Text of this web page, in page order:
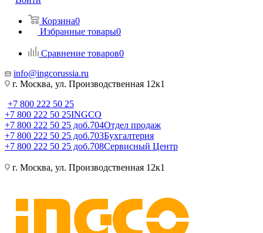
Корзина0
Избранные товары0
Сравнение товаров0
info@ingcorussia.ru
г. Москва, ул. Производственная 12к1
+7 800 222 50 25
+7 800 222 50 25INGCO
+7 800 222 50 25 доб.704Отдел продаж
+7 800 222 50 25 доб.703Бухгалтерия
+7 800 222 50 25 доб.708Сервисный Центр
г. Москва, ул. Производственная 12к1